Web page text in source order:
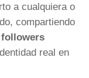
a cualquiera o
compartiendo
followers
real en